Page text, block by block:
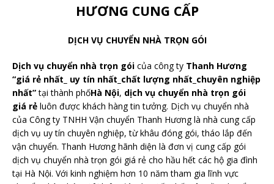
HƯƠNG CUNG CẤP
DỊCH VỤ CHUYỂN NHÀ TRỌN GÓI
Dịch vụ chuyển nhà trọn gói của công ty Thanh Hương
“giá rẻ nhất_ uy tín nhất_chất lượng nhất_chuyên nghiệp
nhất”tại thành phốHà Nội, dịch vụ chuyển nhà trọn gói
giá rẻ luôn được khách hàng tin tưởng. Dịch vụ chuyển nhà
của Công ty TNHH Vận chuyển Thanh Hương là nhà cung cấp
dịch vụ uy tín chuyên nghiệp, từ khâu đóng gói, tháo lắp đến
vận chuyển. Thanh Hương hãnh diện là đơn vị cung cấp gói
dịch vụ chuyển nhà trọn gói giá rẻ cho hầu hết các hộ gia đình
tại Hà Nội. Với kinh nghiệm hơn 10 năm tham gia lĩnh vực